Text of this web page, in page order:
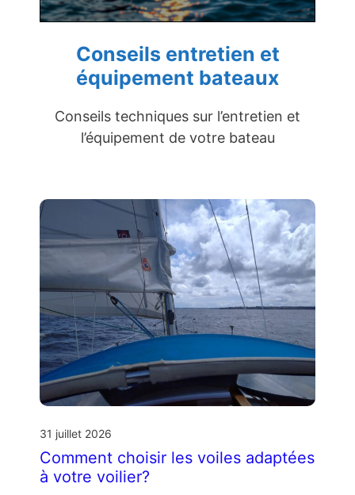
Conseils entretien et
équipement bateaux
Conseils techniques sur l’entretien et
l’équipement de votre bateau
31 juillet 2026
Comment choisir les voiles adaptées
à votre voilier?